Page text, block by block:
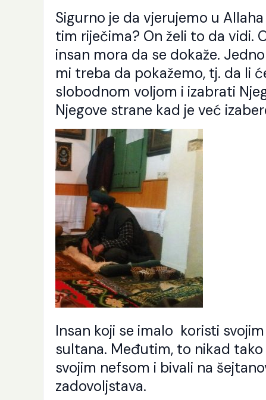
Sigurno je da vjerujemo u
tim riječima? On želi to da vidi.
insan mora da se dokaže.
mi treba da pokažemo, tj. da li
slobodnom voljom i izabrati
Njegove strane kad je već
Insan koji se imalo koristi
sultana. Međutim, to nikad
svojim nefsom i bivali na
zadovoljstava.